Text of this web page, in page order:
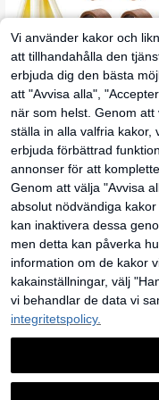
12/6/2/1 st handgjorda
runda servettringar i trä i
tagestil, lämpliga för jul,
ng, helgdagar, bröllop, fester
dra tillfällen bordsdekoration
36
Vi använder kakor och
att tillhandahålla den
erbjuda dig den bästa
att "Avvisa alla",
när som helst. Genom
ställa in alla valfria kakor,
erbjuda förbättrad
annonser för att
Genom att välja "Avvisa
absolut nödvändiga
kan inaktivera dessa
men detta kan påverka
information om de kakor
kakainställningar, välj
vi behandlar de data vi
integritetspolicy.